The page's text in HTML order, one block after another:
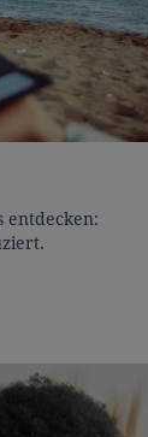
entdecken: